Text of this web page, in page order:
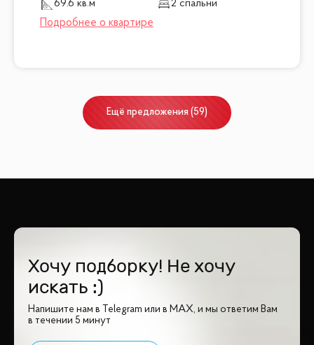
69.6 кв.м 2 спальни
Ещё предложения (59)
Хочу подборку! Не хочу
искать :)
Напишите нам в Telegram или в MAX, и мы ответим Вам
в течении 5 минут